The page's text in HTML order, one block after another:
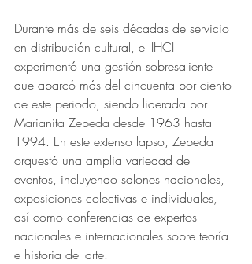
Durante más de seis décadas de servicio
en distribución cultural, el IHCI
experimentó una gestión sobresaliente
que abarcó más del cincuenta por ciento
de este periodo, siendo liderada por
Marianita Zepeda desde 1963 hasta
1994. En este extenso lapso, Zepeda
orquestó una amplia variedad de
eventos, incluyendo salones nacionales,
exposiciones colectivas e individuales,
así como conferencias de expertos
nacionales e internacionales sobre teoría
e historia del arte.